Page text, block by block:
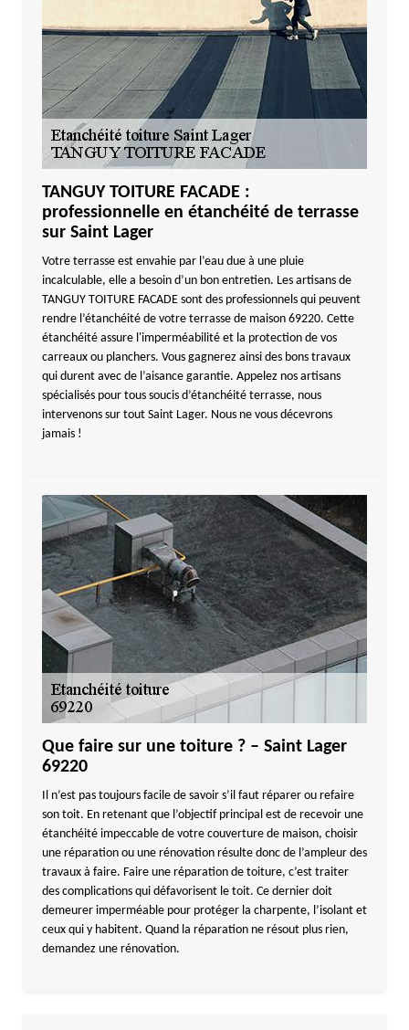
TANGUY TOITURE FACADE :
professionnelle en étanchéité de terrasse
sur Saint Lager
Votre terrasse est envahie par l’eau due à une pluie
incalculable, elle a besoin d’un bon entretien. Les artisans de
TANGUY TOITURE FACADE sont des professionnels qui peuvent
rendre l’étanchéité de votre terrasse de maison 69220. Cette
étanchéité assure l'imperméabilité et la protection de vos
carreaux ou planchers. Vous gagnerez ainsi des bons travaux
qui durent avec de l’aisance garantie. Appelez nos artisans
spécialisés pour tous soucis d’étanchéité terrasse, nous
intervenons sur tout Saint Lager. Nous ne vous décevrons
jamais !
Que faire sur une toiture ? – Saint Lager
69220
Il n’est pas toujours facile de savoir s’il faut réparer ou refaire
son toit. En retenant que l’objectif principal est de recevoir une
étanchéité impeccable de votre couverture de maison, choisir
une réparation ou une rénovation résulte donc de l’ampleur des
travaux à faire. Faire une réparation de toiture, c’est traiter
des complications qui défavorisent le toit. Ce dernier doit
demeurer imperméable pour protéger la charpente, l’isolant et
ceux qui y habitent. Quand la réparation ne résout plus rien,
demandez une rénovation.